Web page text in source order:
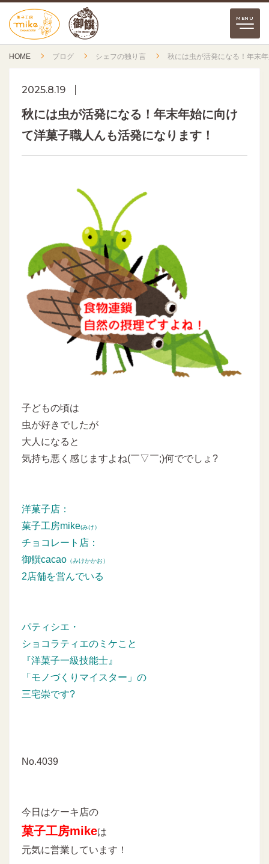
HOME ブログ シェフの独り言 秋には虫が活発になる！年末
2025.8.19
秋には虫が活発になる！年末年始に向け
て洋菓子職人んも活発になります！
子どもの頃は
虫が好きでしたが
大人になると
気持ち悪く感じますよね(￣▽￣;)何ででしょ?
洋菓子店：
菓子工房mike(みけ）
チョコレート店：
御饌cacao （みけかかお）
2店舗を営んでいる
パティシエ・
ショコラティエのミケこと
『洋菓子一級技能士』
「モノづくりマイスター」の
三宅崇です?
No.4039
今日はケーキ店の
菓子工房mikeは
元気に営業しています！